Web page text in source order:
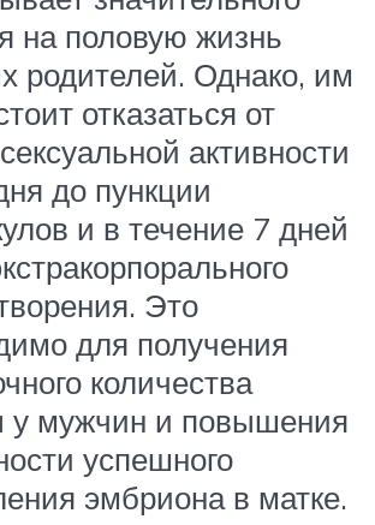
на половую жизнь
родителей. Однако, им
отказаться от
активности
до пункции
и в течение 7 дней
Это
для получения
количества
у мужчин и повышения
успешного
эмбриона в матке.